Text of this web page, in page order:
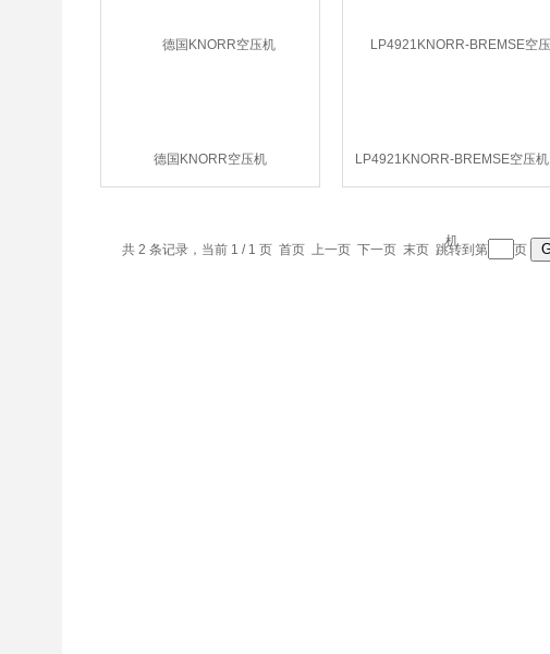
德国KNORR空压机 LP4921KNORR-BREMSE空压机
共 2 条记录，当前 1 / 1 页 首页 上一页 下一页 末页 跳转到第 页